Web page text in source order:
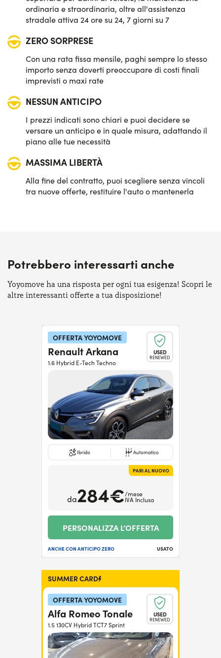
ordinaria e straordinaria, oltre all'assistenza
stradale attiva 24 ore su 24, 7 giorni su 7
ZERO SORPRESE
Con una rata fissa mensile, paghi sempre lo stesso
importo senza doverti preoccupare di costi finali
imprevisti o maxi rate
NESSUN ANTICIPO
I prezzi indicati sono chiari e puoi decidere se
versare un anticipo e in quale misura, adattando il
piano alle tue necessità
MASSIMA LIBERTÀ
Alla fine del contratto, puoi scegliere senza vincoli
tra nuove offerte, restituire l'auto o mantenerla
Potrebbero interessarti anche
Yoyomove ha una risposta per ogni tua esigenza! Scopri le
altre interessanti offerte a tua disposizione!
OFFERTA YOYOMOVE
USED
RENEWED
Renault Arkana
1.6 Hybrid E-Tech Techno
Ibrido Automatico
PARI AL NUOVO
da284€/mese
IVA Inclusa
PERSONALIZZA L’OFFERTA
ANCHE CON ANTICIPO ZERO USATO
SUMMER CARD
OFFERTA YOYOMOVE
USED
RENEWED
Alfa Romeo Tonale
1.5 130CV Hybrid TCT7 Sprint